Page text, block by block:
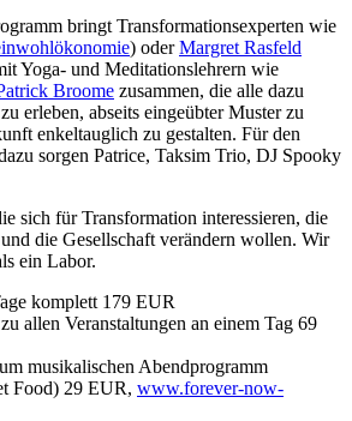
bringt Transformationsexperten wie
) oderMargret Rasfeld
Yoga- und Meditationslehrern wie
Broome zusammen, die alle dazu
erleben, abseits eingeübter Muster zu
enkeltauglich zu gestalten. Für den
sorgen Patrice, Taksim Trio, DJ Spooky
sich für Transformation interessieren, die
die Gesellschaft verändern wollen. Wir
ein Labor.
komplett 179 EUR
allen Veranstaltungen an einem Tag 69
musikalischen Abendprogramm
Food) 29 EUR, www.forever-now-